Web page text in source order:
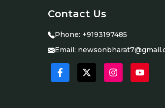
Contact Us
Phone: +9193197485
Email: